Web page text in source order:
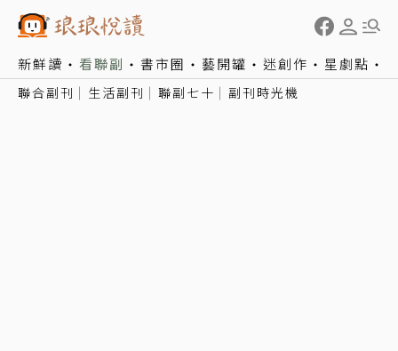
新鮮讀 看聯副 書市圈 藝開罐 迷創作 星劇點
聯合副刊 生活副刊 聯副七十 副刊時光機